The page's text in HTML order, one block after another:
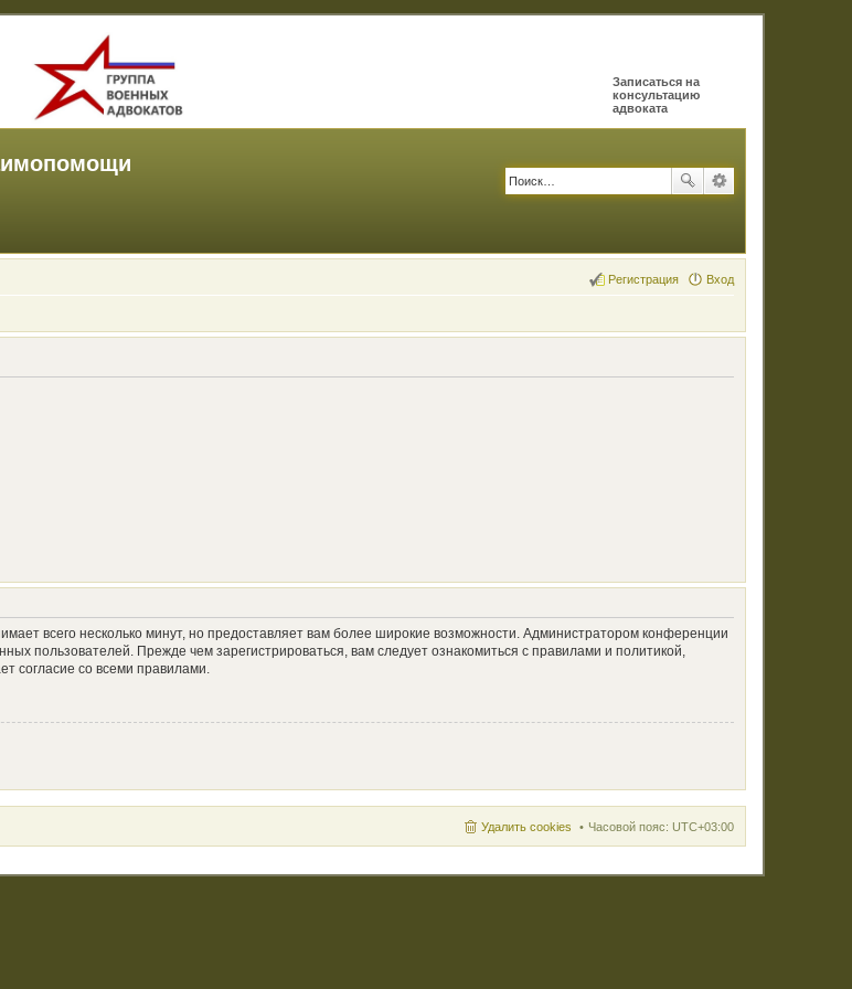
Записаться на
консультацию
адвоката
Вход
Регистрация
всего несколько минут, но предоставляет вам более широкие возможности. Администратором конференции
пользователей. Прежде чем зарегистрироваться, вам следует ознакомиться с правилами и политикой,
согласие со всеми правилами.
Часовой пояс: UTC+03:00
Удалить cookies